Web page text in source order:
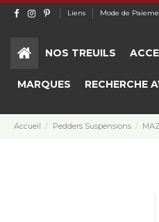
Liens Mode de
NOS TREUILS
MARQUES RECHERCHE
Accueil Pedders Suspensions